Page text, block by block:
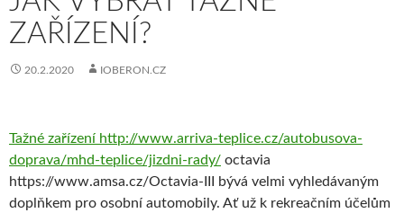
ZAŘÍZENÍ?
20.2.2020 IOBERON.CZ
Tažné zařízení http://www.arriva-teplice.cz/autobusova-
doprava/mhd-teplice/jizdni-rady/ octavia
https://www.amsa.cz/Octavia-III bývá velmi vyhledávaným
doplňkem pro osobní automobily. Ať už k rekreačním účelům